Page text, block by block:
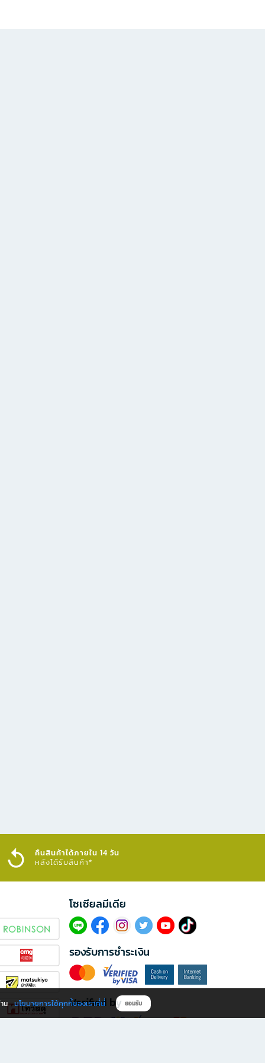
คืนสินค้าได้ภายใน 14 วัน
หลังได้รับสินค้า*
โซเซียลมีเดีย​
รองรับการชำระเงิน
Verified by
น นโยบายการใช้คุกกี้ของเราที่นี่ ยอมรับ